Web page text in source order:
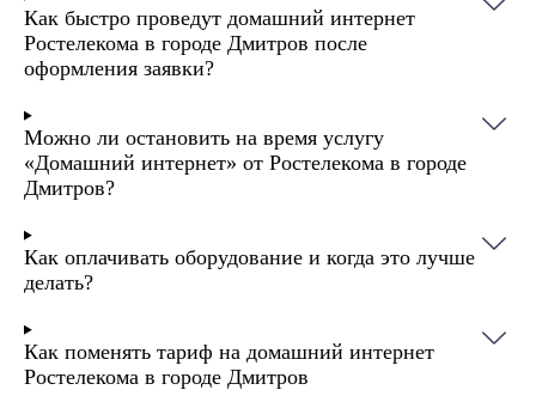
Как быстро проведут домашний интернет
Ростелекома в городе Дмитров после
оформления заявки?
Можно ли остановить на время услугу
«Домашний интернет» от Ростелекома в городе
Дмитров?
Как оплачивать оборудование и когда это лучше
делать?
Как поменять тариф на домашний интернет
Ростелекома в городе Дмитров